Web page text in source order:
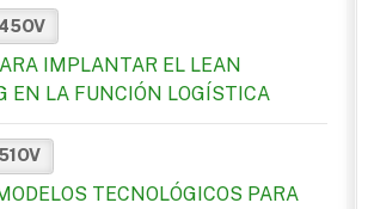
IMPLANTAR EL LEAN
EN LA FUNCIÓN LOGÍSTICA
TECNOLÓGICOS PARA